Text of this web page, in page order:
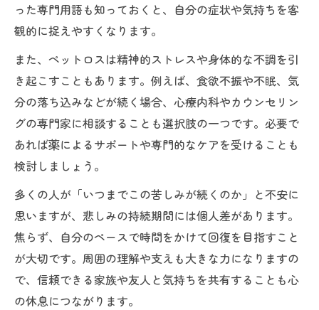
った専門用語も知っておくと、自分の症状や気持ちを客
観的に捉えやすくなります。
また、ペットロスは精神的ストレスや身体的な不調を引
き起こすこともあります。例えば、食欲不振や不眠、気
分の落ち込みなどが続く場合、心療内科やカウンセリン
グの専門家に相談することも選択肢の一つです。必要で
あれば薬によるサポートや専門的なケアを受けることも
検討しましょう。
多くの人が「いつまでこの苦しみが続くのか」と不安に
思いますが、悲しみの持続期間には個人差があります。
焦らず、自分のペースで時間をかけて回復を目指すこと
が大切です。周囲の理解や支えも大きな力になりますの
で、信頼できる家族や友人と気持ちを共有することも心
の休息につながります。